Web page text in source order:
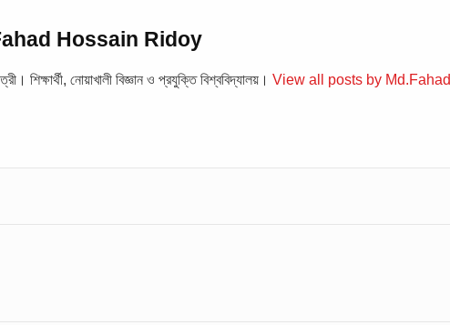
Hossain Ridoy
শিক্ষার্থী, নোয়াখালী বিজ্ঞান ও প্রযুক্তি বিশ্ববিদ্যালয়। View all posts by Md.Fahad